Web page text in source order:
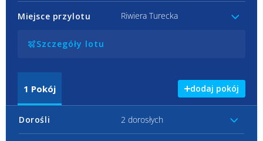
Miejsce przylotu Riwiera Turecka
Szczegóły lotu
1 Pokój dodaj pokój
Dorośli 2 dorosłych